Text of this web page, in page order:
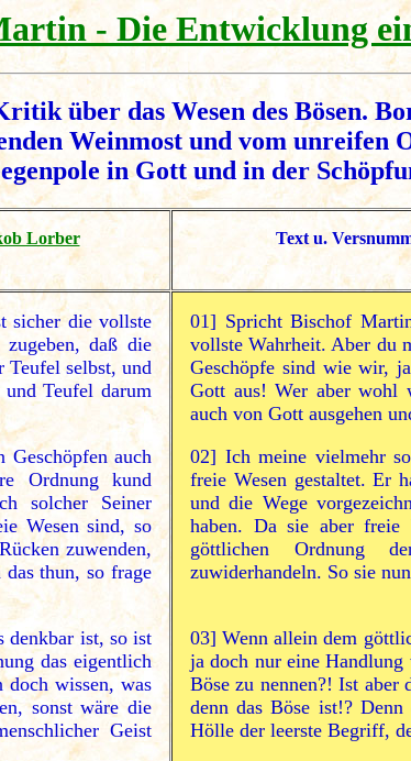
- Die Entwicklung
über das Wesen des Bösen.
Weinmost und vom unreifen
in Gott und in der
Lorber Text u.
sicher die vollste
daß die
Teufel selbst, und
Teufel darum
auch
Ordnung kund
solcher Seiner
Wesen sind, so
zuwenden,
thun, so frage
denkbar ist, so ist
das eigentlich
doch wissen, was
sonst wäre die
Geist
01] Spricht Bischof
vollste Wahrheit. Aber du
Geschöpfe sind wie wir,
Gott aus! Wer aber wohl
auch von Gott ausgehen
02] Ich meine vielmehr
freie Wesen gestaltet. Er
und die Wege
haben. Da sie aber freie
göttlichen Ordnung
zuwiderhandeln. So sie
03] Wenn allein dem
ja doch nur eine
Böse zu nennen?! Ist aber
denn das Böse ist!?
Hölle der leerste Begriff,